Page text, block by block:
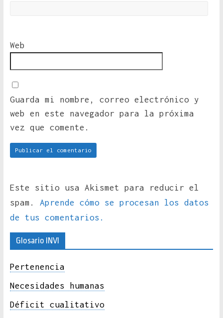
Web
Guarda mi nombre, correo electrónico y
web en este navegador para la próxima
vez que comente.
Este sitio usa Akismet para reducir el
spam. Aprende cómo se procesan los datos
de tus comentarios.
Glosario INVI
Pertenencia
Necesidades humanas
Déficit cualitativo